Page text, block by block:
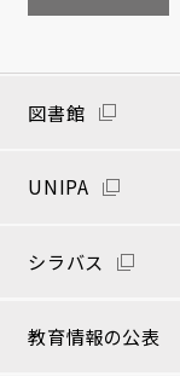
図書館
UNIPA
シラバス
教育情報の公表